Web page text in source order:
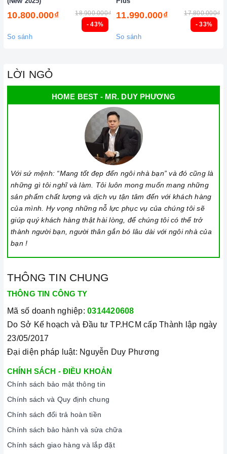
giây cho đến khi có tín hiệu thông báo.
Lưu ý vệ sinh và bảo quảnbếp
Đối với các vết bẩn cứng đầu, có thể dùng giấy ướt hoặc chất
tẩy rửa chuyên dụng để lau mặtbếp.
Lưu ý chỉ nên thực hiện việc này khi
thời gian nấu nướng để đảm bảo an toàn.
Khi không sử dụng, nên cất giữ cẩn thận và bảo quản mặt
để tránh làm trầy xước, ảnh hưởng đến cảm ứng
Thường xuyên lau chùi bếp và giữ vệ sinh sạch sẽ để đảm
bảo tuổi thọ của bếp.
3. Tại sao nên chọn mua sản phẩm tại Home Best?
Cam kết hàng chính hãng:Chúng tôi cam kết cung cấp sản
phẩm chính hãng 100%, có nguồn gốc, xuất xứ và chứng từ
rõ ràng.
Chế độ hỗ trợ bảo hành linh hoạt:
lắp đặt, chế độ bảo hành chính hãng, hậu mãi chuyên
và không gặp bất kỳ khó khăn nào trong quá trình sử dụng
sản phẩm.
Vận chuyển lắp đặt nhanh chóng:
hành cùng quý khách trong quá trình mua sắm và sử dụng
sản phẩm.
- 43%
10.800.000₫ 18.900.000₫
So sánh
- 33%
11.990.000₫ 17.800.000₫
So sánh
LỜI NGỎ
HOME BEST - MR. DUY PHƯƠNG
Với sứ mệnh: “Mang tốt đẹp đến ngôi nhà bạn” và đó cũng là
những gì tôi nghĩ và làm. Tôi luôn mong muốn mang những
sản phẩm chất lượng và dịch vụ tận tâm đến với khách hàng
của mình. Hy vọng những nỗ lực phục vụ của chúng tôi sẽ
giúp quý khách hàng thật hài lòng, để chúng tôi có thể trở
thành người bạn, người thân gắn bó lâu dài với ngôi nhà của
bạn !
THÔNG TIN CHUNG
THÔNG TIN CÔNG TY
Mã số doanh nghiệp: 0314420608
Do Sở Kế hoạch và Đầu tư TP.HCM cấp Thành lập ngày
23/05/2017
Đại diện pháp luật: Nguyễn Duy Phương
CHÍNH SÁCH - ĐIỀU KHOẢN
Chính sách bảo mật thông tin
Chính sách và Quy định chung
Chính sách đổi trả hoàn tiền
Chính sách bảo hành và sửa chữa
Chính sách giao hàng và lắp đặt